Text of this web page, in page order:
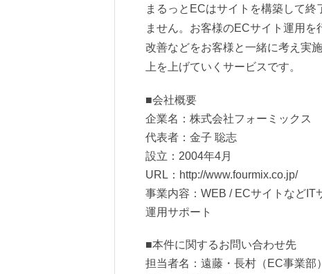
まるっとECはサイトを構築して
ません。お客様のECサイト運用
改善などをお客様と一緒に考え実
上を上げていくサービスです。
■会社概要
企業名：株式会社フォーミックス
代表者：金子 聡志
設立：2004年4月
URL：http://www.fourmix.co.jp/
事業内容：WEB / ECサイトなどIT
運用サポート
■本件に関するお問い合わせ先
担当者名：遠藤・長村（EC事業部）